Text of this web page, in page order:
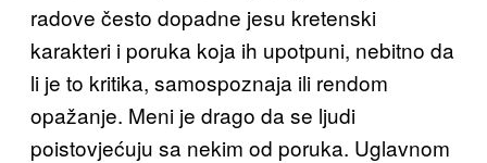
radove često dopadne jesu kretenski
karakteri i poruka koja ih upotpuni, nebitno da
li je to kritika, samospoznaja ili rendom
opažanje. Meni je drago da se ljudi
poistovjećuju sa nekim od poruka. Uglavnom